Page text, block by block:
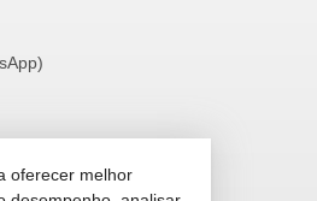
oferecer melhor